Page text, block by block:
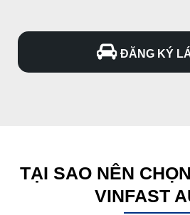
ĐĂNG KÝ
TẠI SAO NÊN
VINFAST